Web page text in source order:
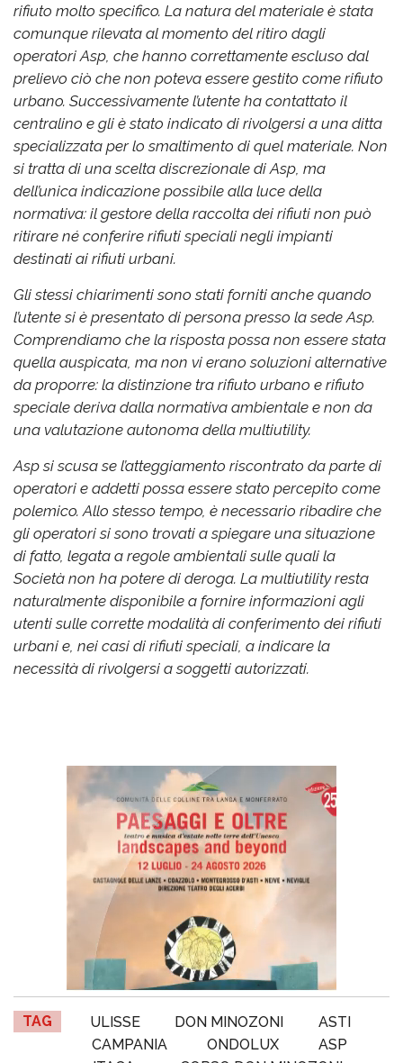
rifiuto molto specifico. La natura del materiale è stata
comunque rilevata al momento del ritiro dagli
operatori Asp, che hanno correttamente escluso dal
prelievo ciò che non poteva essere gestito come rifiuto
urbano. Successivamente l’utente ha contattato il
centralino e gli è stato indicato di rivolgersi a una ditta
specializzata per lo smaltimento di quel materiale. Non
si tratta di una scelta discrezionale di Asp, ma
dell’unica indicazione possibile alla luce della
normativa: il gestore della raccolta dei rifiuti non può
ritirare né conferire rifiuti speciali negli impianti
destinati ai rifiuti urbani.
Gli stessi chiarimenti sono stati forniti anche quando
l’utente si è presentato di persona presso la sede Asp.
Comprendiamo che la risposta possa non essere stata
quella auspicata, ma non vi erano soluzioni alternative
da proporre: la distinzione tra rifiuto urbano e rifiuto
speciale deriva dalla normativa ambientale e non da
una valutazione autonoma della multiutility.
Asp si scusa se l’atteggiamento riscontrato da parte di
operatori e addetti possa essere stato percepito come
polemico. Allo stesso tempo, è necessario ribadire che
gli operatori si sono trovati a spiegare una situazione
di fatto, legata a regole ambientali sulle quali la
Società non ha potere di deroga. La multiutility resta
naturalmente disponibile a fornire informazioni agli
utenti sulle corrette modalità di conferimento dei rifiuti
urbani e, nei casi di rifiuti speciali, a indicare la
necessità di rivolgersi a soggetti autorizzati.
TAG ULISSE DON MINOZONI
ASTI
CAMPANIA
ONDOLUX
ASP